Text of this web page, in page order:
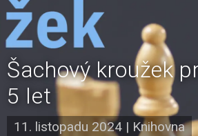
Šachový kroužek
5 let
11. listopadu 2024 | Knihovna